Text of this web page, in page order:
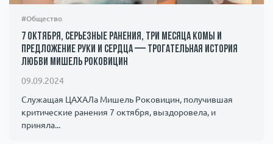
#Общество
7 октября, серьезные ранения, три месяца комы и
предложение руки и сердца — трогательная история
любви Мишель Роковицин
09.09.2024
Служащая ЦАХАЛа Мишель Роковицин, получившая
критические ранения 7 октября, выздоровела, и
приняла...